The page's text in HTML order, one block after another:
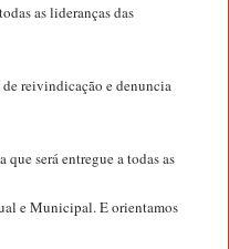
as lideranças das
reivindicação e denuncia
será entregue a todas as
e Municipal. E orientamos